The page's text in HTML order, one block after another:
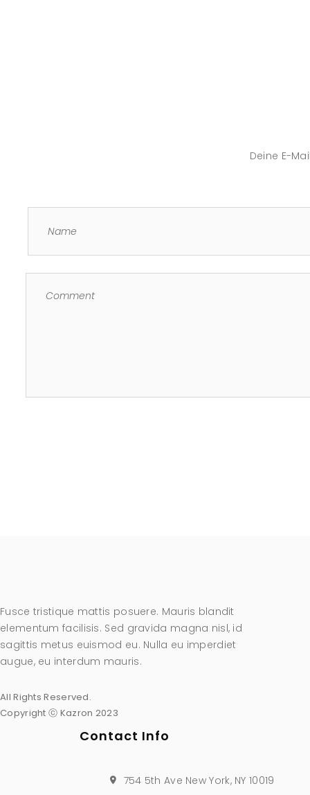
Deine E-
Fusce tristique mattis posuere. Mauris blandit
elementum facilisis. Sed gravida magna nisl, id
sagittis metus euismod eu. Nulla eu imperdiet
augue, eu interdum mauris.
All Rights Reserved.
Copyright ⓒ Kazron 2023
Contact Info
754 5th Ave New York, NY 10019